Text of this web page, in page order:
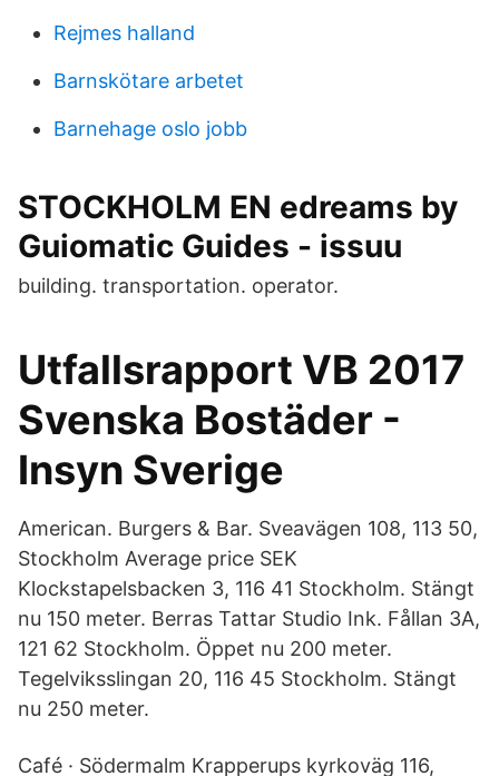
Rejmes halland
Barnskötare arbetet
Barnehage oslo jobb
STOCKHOLM EN edreams by
Guiomatic Guides - issuu
building. transportation. operator.
Utfallsrapport VB 2017
Svenska Bostäder -
Insyn Sverige
American. Burgers & Bar. Sveavägen 108, 113 50,
Stockholm Average price SEK
Klockstapelsbacken 3, 116 41 Stockholm. Stängt
nu 150 meter. Berras Tattar Studio Ink. Fållan 3A,
121 62 Stockholm. Öppet nu 200 meter.
Tegelviksslingan 20, 116 45 Stockholm. Stängt
nu 250 meter.
Café · Södermalm Krapperups kyrkoväg 116,